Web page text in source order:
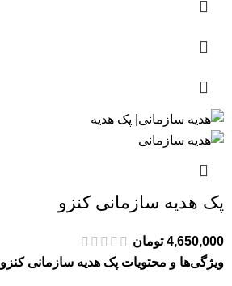
پک هدیه سازمانی کنزو
4,650,000 تومان
ویژگی‌ها و محتویات پک هدیه سازمانی کنزو